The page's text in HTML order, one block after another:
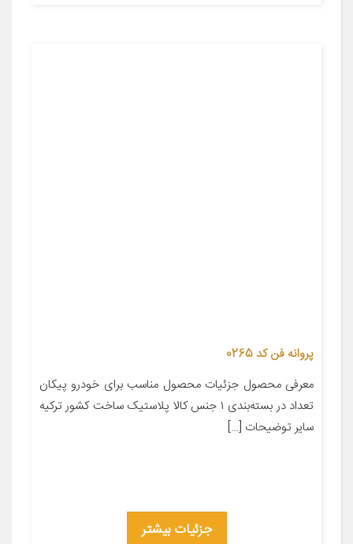
پروانه فن کد 0265
معرفی محصول جزئیات محصول مناسب برای خودرو پیکان
تعداد در بسته‌بندی ۱ جنس کالا پلاستیک ساخت کشور ترکیه
سایر توضیحات […]
جزئیات بیشتر